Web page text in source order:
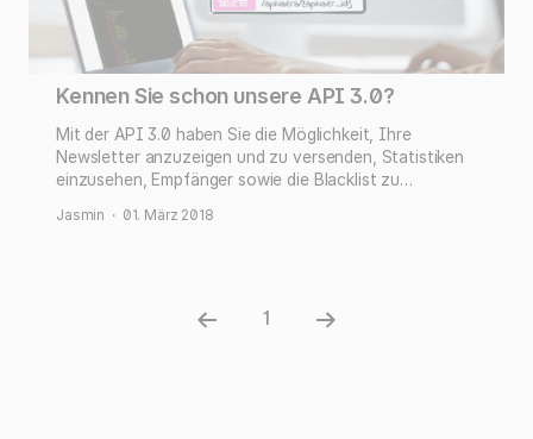
Kennen Sie schon unsere API 3.0?
Mit der API 3.0 haben Sie die Möglichkeit, Ihre
Newsletter anzuzeigen und zu versenden, Statistiken
einzusehen, Empfänger sowie die Blacklist zu
Jasmin · 01. März 2018
1